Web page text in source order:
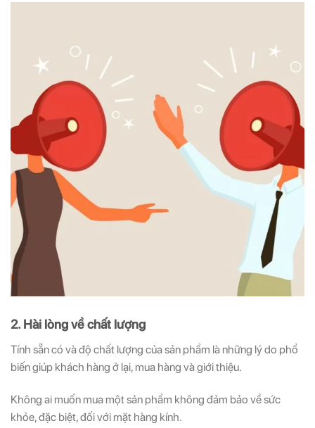
2. Hài lòng về chất lượng
Tính sẵn có và độ chất lượng của sản phẩm là những lý do phổ
biến giúp khách hàng ở lại, mua hàng và giới thiệu.
Không ai muốn mua một sản phẩm không đảm bảo về sức
khỏe, đặc biệt, đối với mặt hàng kính.